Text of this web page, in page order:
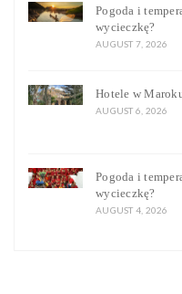
Pogoda i
wycieczkę?
AUGUST 7, 2026
Hotele w
AUGUST 6, 2026
Pogoda i
wycieczkę?
AUGUST 4, 2026